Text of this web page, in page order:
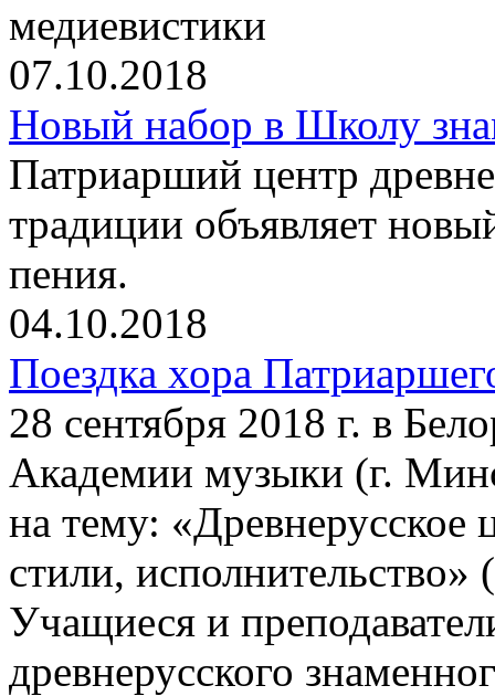
медиевистики
07.10.2018
Новый набор в Школу
Патриарший центр
традиции объявляет
пения.
04.10.2018
Поездка хора
28 сентября 2018 г. в
Академии музыки (г.
на тему: «Древнерусское
стили,
Учащиеся и
древнерусского